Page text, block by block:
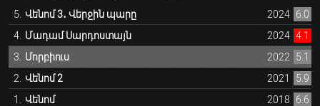
Վենոմ 2018 6.6
Վենոմ 2 2021 5.9
Մորբիուս 2022 5.1
Մադամ Սարդոստայն 2024 4.1
Վենոմ 3․ Վերջին պարը 2024 6.0